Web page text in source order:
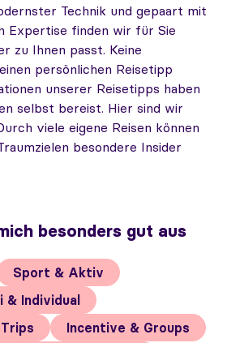
Technik und gepaart mit
Expertise finden wir für Sie
zu Ihnen passt. Keine
persönlichen Reisetipp
unserer Reisetipps haben
selbst bereist. Hier sind wir
viele eigene Reisen können
besondere Insider
besonders gut aus
Sport & Aktiv
Individual
Incentive & Groups